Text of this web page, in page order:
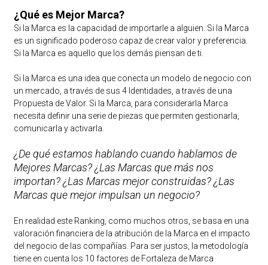
¿Qué es Mejor Marca?
Si la Marca es la capacidad de importarle a alguien. Si la Marca
es un significado poderoso capaz de crear valor y preferencia.
Si la Marca es aquello que los demás piensan de ti.
Si la Marca es una idea que conecta un modelo de negocio con
un mercado, a través de sus 4 Identidades, a través de una
Propuesta de Valor. Si la Marca, para considerarla Marca
necesita definir una serie de piezas que permiten gestionarla,
comunicarla y activarla.
¿De qué estamos hablando cuando hablamos de
Mejores Marcas? ¿Las Marcas que más nos
importan? ¿Las Marcas mejor construidas? ¿Las
Marcas que mejor impulsan un negocio?
En realidad este Ranking, como muchos otros, se basa en una
valoración financiera de la atribución de la Marca en el impacto
del negocio de las compañías. Para ser justos, la metodología
tiene en cuenta los 10 factores de Fortaleza de Marca